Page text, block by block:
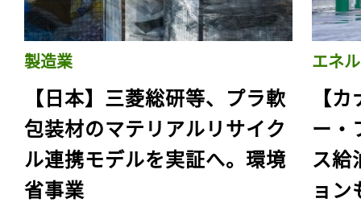
製造業
【日本】三菱総研等、プラ軟
包装材のマテリアルリサイク
ル連携モデルを実証へ。環境
省事業
エネ
【
ー・
ス給
ョン